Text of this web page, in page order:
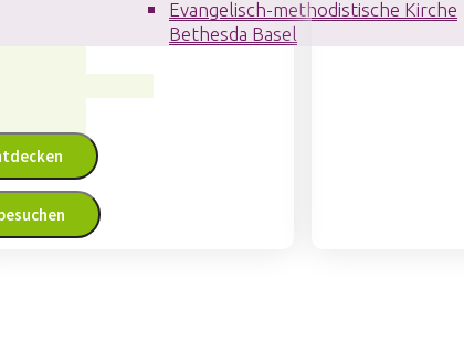
Evangelisch-methodistische Kirche
Bethesda Basel